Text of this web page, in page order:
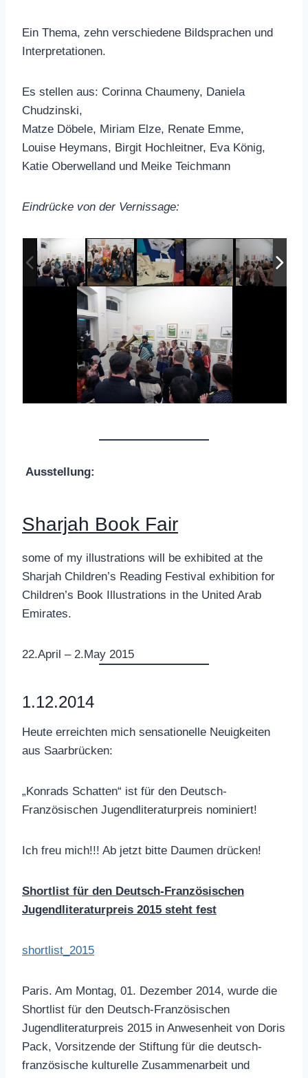
Ein Thema, zehn verschiedene Bildsprachen und
Interpretationen.
Es stellen aus: Corinna Chaumeny, Daniela
Chudzinski,
Matze Döbele, Miriam Elze, Renate Emme,
Louise Heymans, Birgit Hochleitner, Eva König,
Katie Oberwelland und Meike Teichmann
Eindrücke von der Vernissage:
Ausstellung:
Sharjah Book Fair
some of my illustrations will be exhibited at the
Sharjah Children’s Reading Festival exhibition for
Children’s Book Illustrations in the United Arab
Emirates.
22.April – 2.May 2015
1.12.2014
Heute erreichten mich sensationelle Neuigkeiten
aus Saarbrücken:
„Konrads Schatten“ ist für den Deutsch-
Französischen Jugendliteraturpreis nominiert!
Ich freu mich!!! Ab jetzt bitte Daumen drücken!
Shortlist für den Deutsch-Französischen
Jugendliteraturpreis 2015 steht fest
shortlist_2015
Paris. Am Montag, 01. Dezember 2014, wurde die
Shortlist für den Deutsch-Französischen
Jugendliteraturpreis 2015 in Anwesenheit von Doris
Pack, Vorsitzende der Stiftung für die deutsch-
französische kulturelle Zusammenarbeit und